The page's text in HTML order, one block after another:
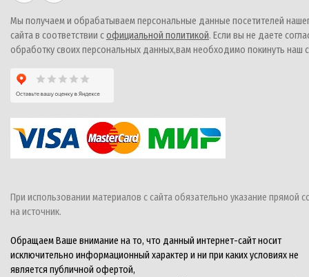
Мы получаем и обрабатываем персональные данные посетителей
сайта в соответствии софициальной политикой. Если вы не даете
обработку своих персональных данных,вам необходимо покинуть наш
При использовании материалов с сайта обязательно указание прямой
на источник.
Обращаем Ваше внимание на то, что данный интернет-сайт носит
исключительно информационный характер и ни при каких условиях не
является публичной офертой,